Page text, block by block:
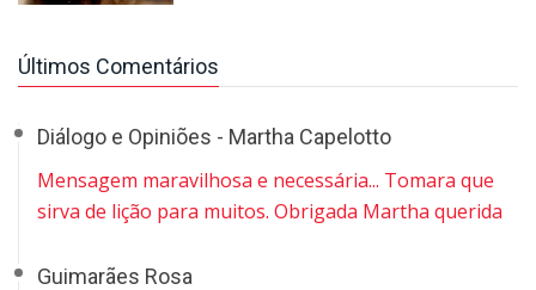
Últimos Comentários
Diálogo e Opiniões - Martha Capelotto
Mensagem maravilhosa e necessária... Tomara que
sirva de lição para muitos. Obrigada Martha querida
Guimarães Rosa